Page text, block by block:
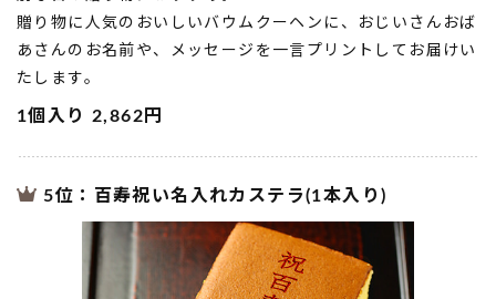
贈り物に人気のおいしいバウムクーヘンに、おじいさんおば
あさんのお名前や、メッセージを一言プリントしてお届けい
たします。
1個入り 2,862円
5位：百寿祝い名入れカステラ(1本入り)